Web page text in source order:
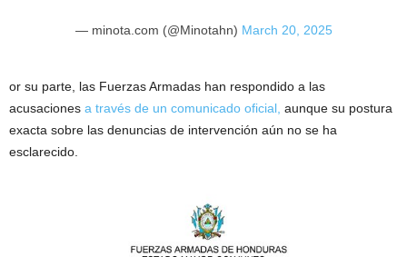
— minota.com (@Minotahn) March 20, 2025
or su parte, las Fuerzas Armadas han respondido a las
acusaciones a través de un comunicado oficial, aunque su postura
exacta sobre las denuncias de intervención aún no se ha
esclarecido.